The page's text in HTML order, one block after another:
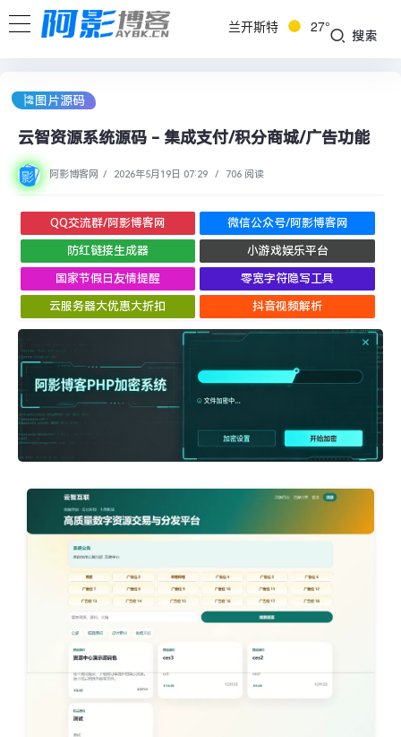
兰开斯特 27°
搜索
🎏图片源码
云智资源系统源码 - 集成支付/积分商城/广告功能
阿影博客网 / 2026年5月19日 07:29 / 706 阅读
QQ交流群/阿影博客网 微信公众号/阿影博客网
防红链接生成器 小游戏娱乐平台
国家节假日友情提醒 零宽字符隐写工具
云服务器大优惠大折扣 抖音视频解析
image